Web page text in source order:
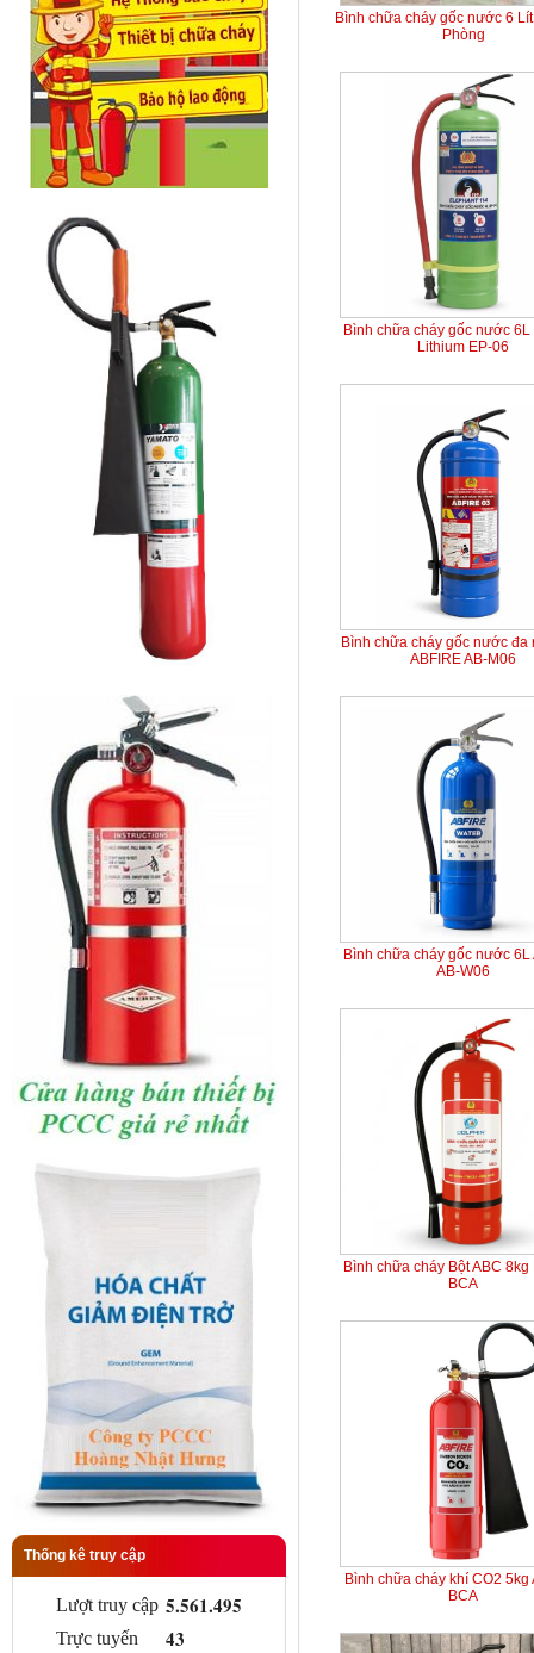
Thống kê truy cập
Lượt truy cập 5.561.495
Trực tuyến 43
Bình chữa cháy gốc nước 6
Phòng
Bình chữa cháy gốc nước 6L
Lithium EP-06
Bình chữa cháy gốc nước đa
ABFIRE AB-M06
Bình chữa cháy gốc nước 6L
AB-W06
Bình chữa cháy Bột ABC
BCA
Bình chữa cháy khí CO2 5kg
BCA